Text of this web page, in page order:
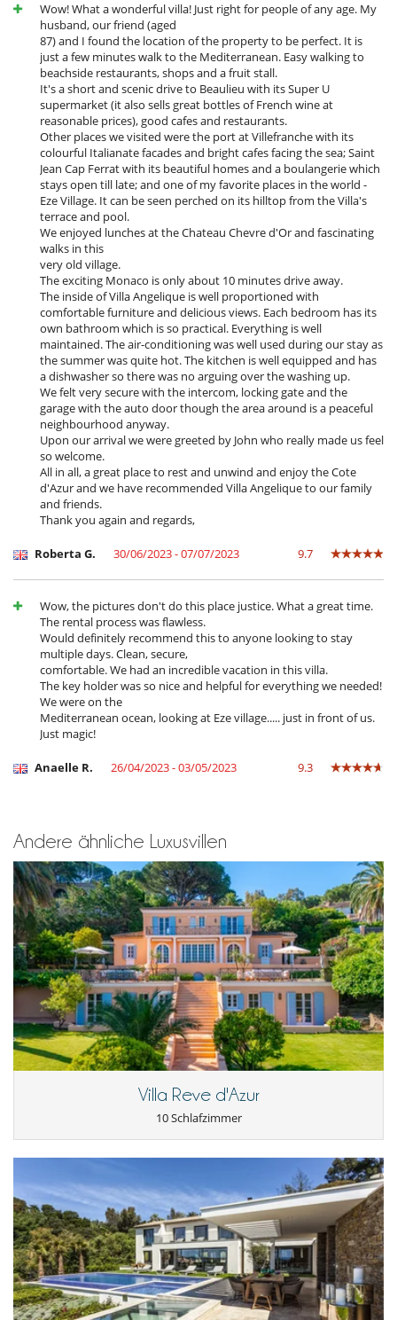
Wow! What a wonderful villa! Just right for people of any age. My
husband, our friend (aged
87) and I found the location of the property to be perfect. It is
just a few minutes walk to the Mediterranean. Easy walking to
beachside restaurants, shops and a fruit stall.
It's a short and scenic drive to Beaulieu with its Super U
supermarket (it also sells great bottles of French wine at
reasonable prices), good cafes and restaurants.
Other places we visited were the port at Villefranche with its
colourful Italianate facades and bright cafes facing the sea; Saint
Jean Cap Ferrat with its beautiful homes and a boulangerie which
stays open till late; and one of my favorite places in the world -
Eze Village. It can be seen perched on its hilltop from the Villa's
terrace and pool.
We enjoyed lunches at the Chateau Chevre d'Or and fascinating
walks in this
very old village.
The exciting Monaco is only about 10 minutes drive away.
The inside of Villa Angelique is well proportioned with
comfortable furniture and delicious views. Each bedroom has its
own bathroom which is so practical. Everything is well
maintained. The air-conditioning was well used during our stay as
the summer was quite hot. The kitchen is well equipped and has
a dishwasher so there was no arguing over the washing up.
We felt very secure with the intercom, locking gate and the
garage with the auto door though the area around is a peaceful
neighbourhood anyway.
Upon our arrival we were greeted by John who really made us feel
so welcome.
All in all, a great place to rest and unwind and enjoy the Cote
d'Azur and we have recommended Villa Angelique to our family
and friends.
Thank you again and regards,
Roberta G. 30/06/2023 - 07/07/2023 9.7
Wow, the pictures don't do this place justice. What a great time.
The rental process was flawless.
Would definitely recommend this to anyone looking to stay
multiple days. Clean, secure,
comfortable. We had an incredible vacation in this villa.
The key holder was so nice and helpful for everything we needed!
We were on the
Mediterranean ocean, looking at Eze village..... just in front of us.
Just magic!
Anaelle R. 26/04/2023 - 03/05/2023 9.3
Andere ähnliche Luxusvillen
Villa Reve d'Azur
10 Schlafzimmer